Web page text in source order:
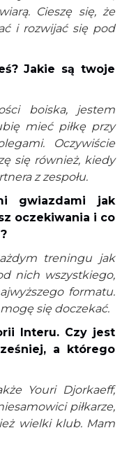
Cieszę się, że
i rozwijać się pod
Jakie są twoje
boiska, jestem
mieć piłkę przy
Oczywiście
się również, kiedy
z zespołu.
gwiazdami jak
oczekiwania i co
treningu jak
nich wszystkiego,
formatu.
się doczekać.
Interu. Czy jest
a którego
Youri Djorkaeff,
piłkarze,
wielki klub. Mam